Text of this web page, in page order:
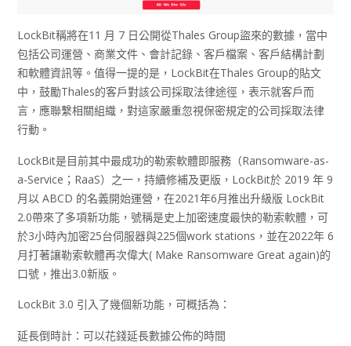
LockBit稱將在11 月 7 日公開從Thales Group盜來的數據，當中
包括公司運營、商業文件、會計記錄、客戶檔案、客戶結構計劃
和軟體資訊等。值得一提的是，LockBit在Thales Group的貼文
中，鼓勵Thales的客戶對該公司採取法律途徑，表示就客戶而
言，應聯繫相關組織，對這家嚴重忽視保密規定的公司採取法律
行動。
LockBit是目前其中最成功的勒索軟體即服務（Ransomware-as-
a-Service；RaaS）之一，持續修補及更版，LockBit於 2019 年 9
月以 ABCD 的名義開始運營，在2021年6月推出升級版 LockBit
2.0帶來了多項新功能，號稱是史上加密速度最快的勒索軟體，可
於3小時內加密25台伺服器與225個work stations，並在2022年 6
月打著讓勒索軟體再次偉大( Make Ransomware Great again)的
口號，推出3.0新版。
LockBit 3.0 引入了幾個新功能，可概括為：
延長倒時計：可以花錢延長數據公佈的時間